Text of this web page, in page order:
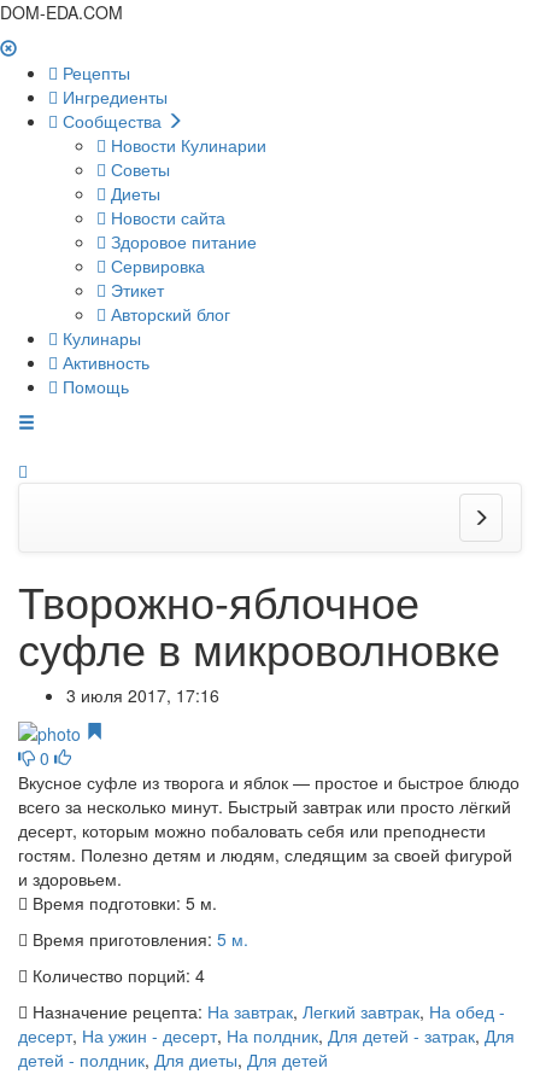
DOM-EDA.COM
Рецепты
Ингредиенты
Сообщества
Новости Кулинарии
Советы
Диеты
Новости сайта
Здоровое питание
Сервировка
Этикет
Авторский блог
Кулинары
Активность
Помощь
Творожно-яблочное
суфле в микроволновке
3 июля 2017, 17:16
0
Вкусное суфле из творога и яблок — простое и быстрое блюдо
всего за несколько минут. Быстрый завтрак или просто лёгкий
десерт, которым можно побаловать себя или преподнести
гостям. Полезно детям и людям, следящим за своей фигурой
и здоровьем.
Время подготовки: 5 м.
Время приготовления: 5 м.
Количество порций: 4
Назначение рецепта: На завтрак, Легкий завтрак, На обед -
десерт, На ужин - десерт, На полдник, Для детей - затрак, Для
детей - полдник, Для диеты, Для детей